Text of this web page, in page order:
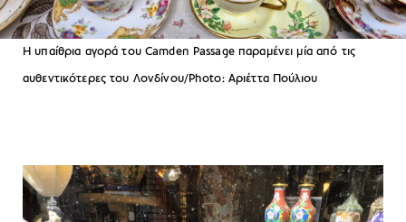
Η υπαίθρια αγορά του Camden Passage παραμένει μία από τις
αυθεντικότερες του Λονδίνου/Photo: Aριέττα Πούλιου